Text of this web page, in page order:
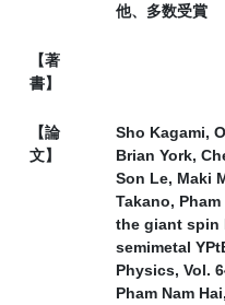
他、多数受賞
【著
書】
【論
文】
Sho Kagami,
Brian York,
Son Le, Maki
Takano,
the giant spin
semimetal
Physics, Vol.
Pham Nam